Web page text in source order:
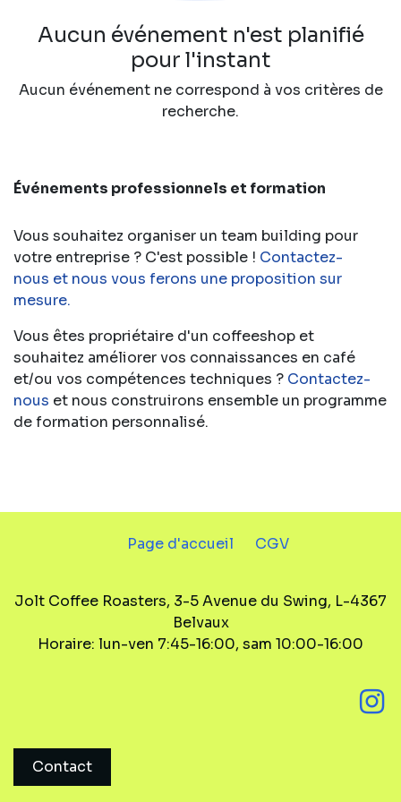
Aucun événement n'est planifié
pour l'instant
Aucun événement ne correspond à vos critères de
recherche.
Événements professionnels et formation
Vous souhaitez organiser un team building pour
votre entreprise ? C'est possible ! Contactez-
nous et nous vous ferons une proposition sur
mesure.
Vous êtes propriétaire d'un coffeeshop et
souhaitez améliorer vos connaissances en café
et/ou vos compétences techniques ? Contactez-
nous et nous construirons ensemble un programme
de formation personnalisé.
Page d'accueil CGV
Jolt Coffee Roasters, 3-5 Avenue du Swing, L-4367
Belvaux
Horaire: lun-ven 7:45-16:00, sam 10:00-16:00
Contact